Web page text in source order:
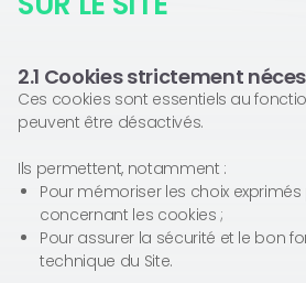
2.1 Cookies strictement
Ces cookies sont essentiels au
peuvent être désactivés.
Ils permettent, notamment :
Pour mémoriser les choix exprimés
concernant les cookies ;
Pour assurer la sécurité et le bon
technique du Site.